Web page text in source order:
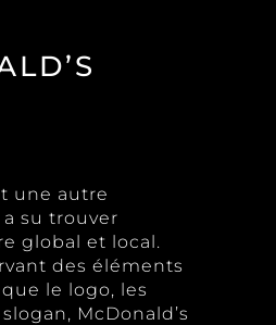
une autre
su trouver
global et local.
des éléments
le logo, les
McDonald’s